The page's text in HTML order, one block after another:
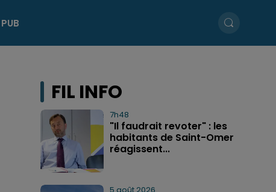
PUB
FIL INFO
7h48
"Il faudrait revoter" : les
habitants de Saint-Omer
réagissent...